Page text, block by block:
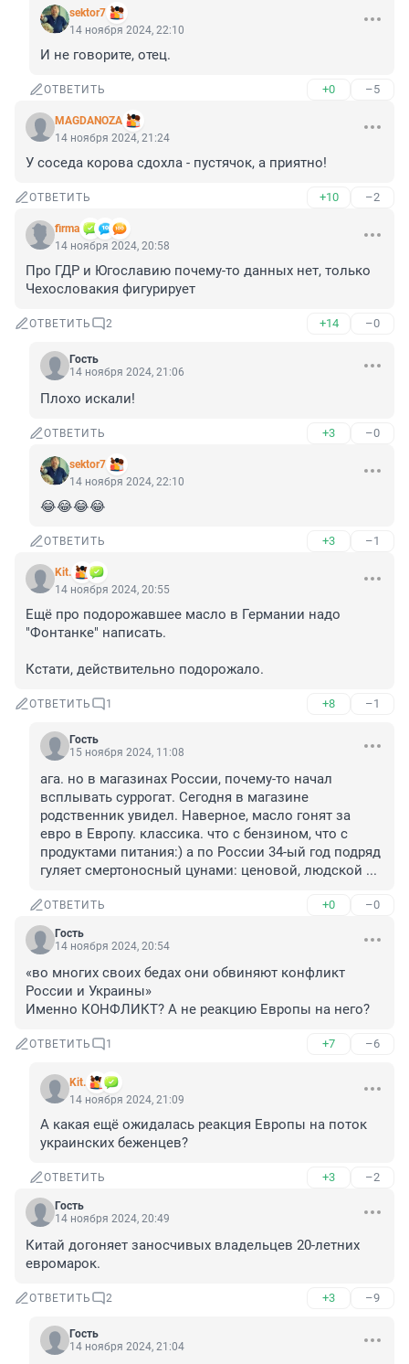
sektor7
14 ноября 2024, 22:10
И не говорите, отец.
ОТВЕТИТЬ +0 –5
MAGDANOZA
14 ноября 2024, 21:24
У соседа корова сдохла - пустячок, а приятно!
ОТВЕТИТЬ +10 –2
firma
14 ноября 2024, 20:58
Про ГДР и Югославию почему-то данных нет, только
Чехословакия фигурирует
ОТВЕТИТЬ 2 +14 –0
Гость
14 ноября 2024, 21:06
Плохо искали!
ОТВЕТИТЬ +3 –0
sektor7
14 ноября 2024, 22:10
😂😂😂😂
ОТВЕТИТЬ +3 –1
Kit.
14 ноября 2024, 20:55
Ещё про подорожавшее масло в Германии надо
"Фонтанке" написать.
Кстати, действительно подорожало.
ОТВЕТИТЬ 1 +8 –1
Гость
15 ноября 2024, 11:08
ага. но в магазинах России, почему-то начал
всплывать суррогат. Сегодня в магазине
родственник увидел. Наверное, масло гонят за
евро в Европу. классика. что с бензином, что с
продуктами питания:) а по России 34-ый год подряд
гуляет смертоносный цунами: ценовой, людской ...
ОТВЕТИТЬ +0 –0
Гость
14 ноября 2024, 20:54
«во многих своих бедах они обвиняют конфликт
России и Украины»
Именно КОНФЛИКТ? А не реакцию Европы на него?
ОТВЕТИТЬ 1 +7 –6
Kit.
14 ноября 2024, 21:09
А какая ещё ожидалась реакция Европы на поток
украинских беженцев?
ОТВЕТИТЬ +3 –2
Гость
14 ноября 2024, 20:49
Китай догоняет заносчивых владельцев 20-летних
евромарок.
ОТВЕТИТЬ 2 +3 –9
Гость
14 ноября 2024, 21:04